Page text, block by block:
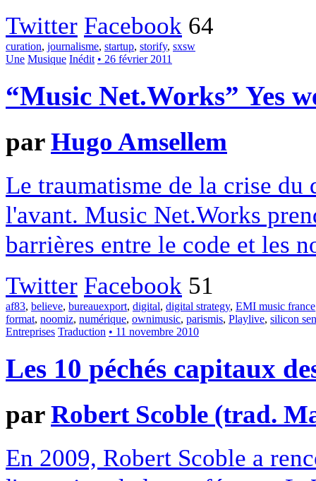
Twitter Facebook 64
curation, journalisme, startup, storify, sxsw
Une Musique Inédit • 26 février 2011
“Music Net.Works” Yes
parHugo Amsellem
Le traumatisme de la crise du
l'avant. Music Net.Works
barrières entre le code et les
Twitter Facebook 51
af83, believe, bureauexport, digital, digital strategy, EMI music france
format, noomiz, numérique, ownimusic, parismis, Playlive, silicon
Entreprises Traduction • 11 novembre 2010
Les 10 péchés capitaux
parRobert Scoble (trad.
En 2009, Robert Scoble a